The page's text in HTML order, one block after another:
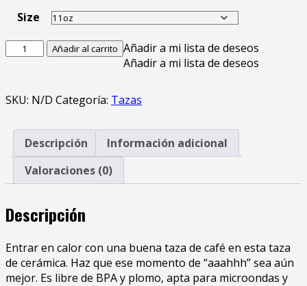
Size
Añadir al carrito Añadir a mi lista de deseos
Añadir a mi lista de deseos
SKU: N/D Categoría: Tazas
Descripción
Información adicional
Valoraciones (0)
Descripción
Entrar en calor con una buena taza de café en esta taza
de cerámica. Haz que ese momento de “aaahhh” sea aún
mejor. Es libre de BPA y plomo, apta para microondas y